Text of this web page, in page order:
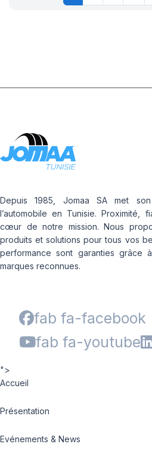
Depuis 1985, Jomaa SA met
l’automobile en Tunisie. Proximité,
cœur de notre mission. Nous
produits et solutions pour tous vos
performance sont garanties grâce
marques reconnues.
fab fa-facebook
fab fa-youtube
">
Accueil
Présentation
Evénements & News